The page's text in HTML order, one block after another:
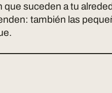
suceden a tu
también las